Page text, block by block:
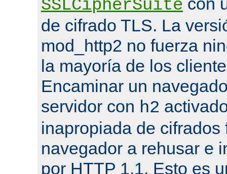
SSLCipherSuite
de cifrado TLS. La
mod_http2 no fuerza
la mayoría de los
Encaminar un
servidor con h2
inapropiada de cifrados
navegador a rehusar e
por HTTP 1.1. Esto es